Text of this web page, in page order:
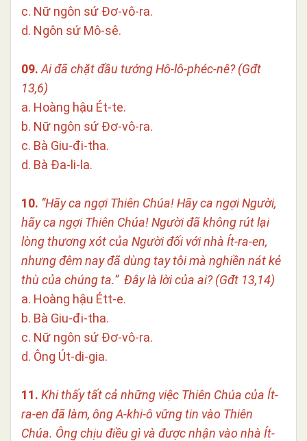
c. Nữ ngôn sứ Đơ-vô-ra.
d. Ngôn sứ Mô-sê.
09. Ai đã chặt đầu tướng Hô-lô-phéc-nê? (Gđt
13,6)
a. Hoàng hậu Ét-te.
b. Nữ ngôn sứ Đơ-vô-ra.
c. Bà Giu-đi-tha.
d. Bà Đa-li-la.
10. “Hãy ca ngợi Thiên Chúa! Hãy ca ngợi Người,
hãy ca ngợi Thiên Chúa! Người đã không rút lại
lòng thương xót của Người đối với nhà Ít-ra-en,
nhưng đêm nay đã dùng tay tôi mà nghiền nát kẻ
thù của chúng ta.” Đây là lời của ai? (Gđt 13,14)
a. Hoàng hậu Étt-e.
b. Bà Giu-đi-tha.
c. Nữ ngôn sứ Đơ-vô-ra.
d. Ông Út-di-gia.
11. Khi thấy tất cả những việc Thiên Chúa của Ít-
ra-en đã làm, ông A-khi-ô vững tin vào Thiên
Chúa. Ông chịu điều gì và được nhận vào nhà Ít-